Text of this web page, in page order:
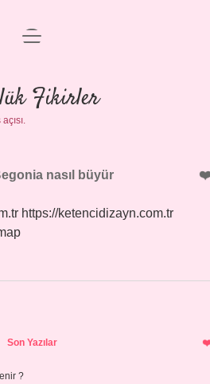
Anasayfa
Politikası
Uyarı
menüyü
Fikirler
nasıl büyür
https://ketencidizayn.com.tr
Son Yazılar
?